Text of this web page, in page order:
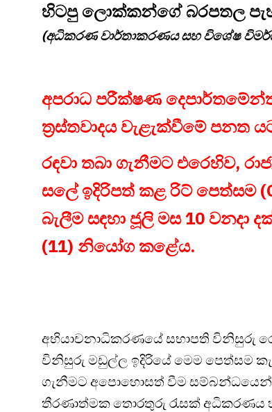
හිටපු ලොක්කන්ගේ බරපතල
(අධිකරණ වාර්තාකරණය සහ විශේෂ
අපරාධ පරීක්ෂණ
ත්‍රස්තවාදය වැළැක්වීමේ පනත
රඳවා තබා ගැනීමට එරෙහිව,
සලේ ඉදිරිපත් කළ රිට් පෙත්සම
බැලීම සඳහා ජූලි මස 10 වනදා
(11) නියෝග කළේය.
අභියාචනාධිකරණයේ සභාපති විනිසුරු
විනිසුරු මඩුල්ල ඉදිරියේ මෙම පෙත්සම
ගැනීමට අපොහොසත් වීම සම්බන්ධයෙන්
තීරණාත්මක තොරතුරු රැසක් අධිකරණය